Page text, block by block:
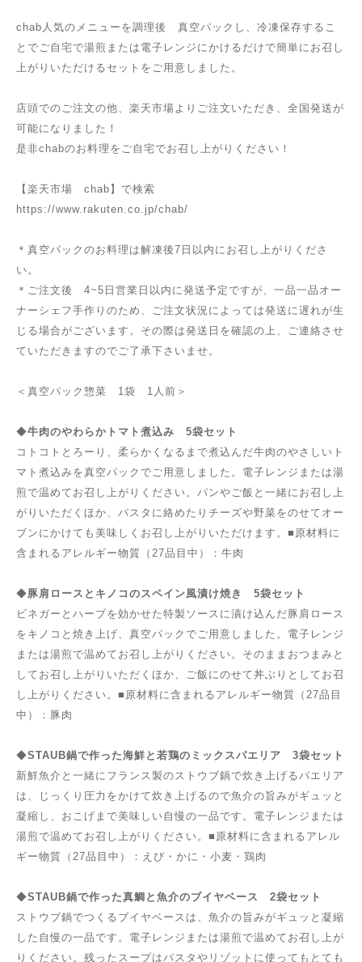
chab人気のメニューを調理後 真空パックし、冷凍保存するこ
とでご自宅で湯煎または電子レンジにかけるだけで簡単にお召し
上がりいただけるセットをご用意しました。
店頭でのご注文の他、楽天市場よりご注文いただき、全国発送が
可能になりました！
是非chabのお料理をご自宅でお召し上がりください！
【楽天市場 chab】で検索
https://www.rakuten.co.jp/chab/
＊真空パックのお料理は解凍後7日以内にお召し上がりくださ
い。
＊ご注文後 4~5日営業日以内に発送予定ですが、一品一品オー
ナーシェフ手作りのため、ご注文状況によっては発送に遅れが生
じる場合がございます。その際は発送日を確認の上、ご連絡させ
ていただきますのでご了承下さいませ。
＜真空パック惣菜 1袋 1人前＞
◆牛肉のやわらかトマト煮込み 5袋セット
コトコトとろーり、柔らかくなるまで煮込んだ牛肉のやさしいト
マト煮込みを真空パックでご用意しました。電子レンジまたは湯
煎で温めてお召し上がりください。パンやご飯と一緒にお召し上
がりいただくほか、パスタに絡めたりチーズや野菜をのせてオー
ブンにかけても美味しくお召し上がりいただけます。■原材料に
含まれるアレルギー物質（27品目中）：牛肉
◆豚肩ロースとキノコのスペイン風漬け焼き 5袋セット
ビネガーとハーブを効かせた特製ソースに漬け込んだ豚肩ロース
をキノコと焼き上げ、真空パックでご用意しました。電子レンジ
または湯煎で温めてお召し上がりください。そのままおつまみと
してお召し上がりいただくほか、ご飯にのせて丼ぶりとしてお召
し上がりください。■原材料に含まれるアレルギー物質（27品目
中）：豚肉
◆STAUB鍋で作った海鮮と若鶏のミックスパエリア 3袋セット
新鮮魚介と一緒にフランス製のストウブ鍋で炊き上げるパエリア
は、じっくり圧力をかけて炊き上げるので魚介の旨みがギュッと
凝縮し、おこげまで美味しい自慢の一品です。電子レンジまたは
湯煎で温めてお召し上がりください。■原材料に含まれるアレル
ギー物質（27品目中）：えび・かに・小麦・鶏肉
◆STAUB鍋で作った真鯛と魚介のブイヤベース 2袋セット
ストウブ鍋でつくるブイヤベースは、魚介の旨みがギュッと凝縮
した自慢の一品です。電子レンジまたは湯煎で温めてお召し上が
りください。残ったスープはパスタやリゾットに使ってもとても